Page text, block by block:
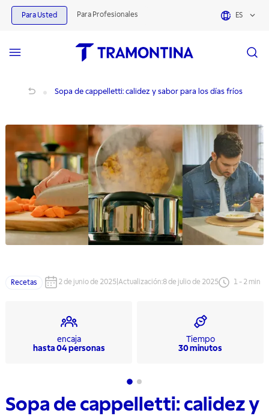
Para Usted Para Profesionales ES
Sopa de cappelletti: calidez y sabor para los días fríos
Recetas 2 de junio de 2025 Actualización:8 de julio de 2025 1- 2 min
encaja
hasta 04 personas
Tiempo
30 minutos
Sopa de cappelletti: calidez y